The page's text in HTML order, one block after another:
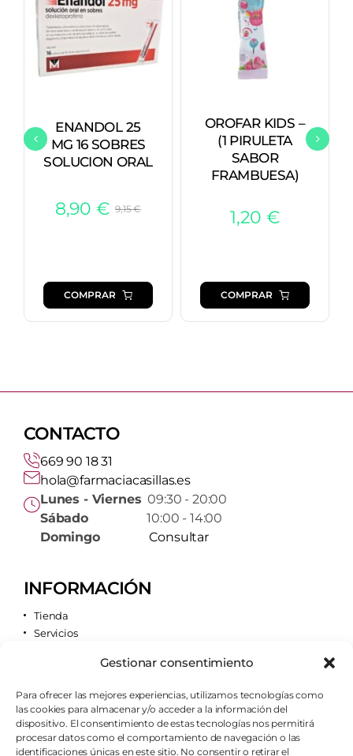
Gestionar consentimiento
Para ofrecer las mejores experiencias, utilizamos tecnologías como
las cookies para almacenar y/o acceder a la información del
dispositivo. El consentimiento de estas tecnologías nos permitirá
procesar datos como el comportamiento de navegación o las
identificaciones únicas en este sitio. No consentir o retirar el
ENANDOL 25
MG 16 SOBRES
SOLUCION ORAL
9,15€El
era:
9,15 €.
8,90 €
El
es:
8,90 €.
COMPRAR
OROFAR KIDS –
(1 PIRULETA
SABOR
FRAMBUESA)
1,20€
COMPRAR
CONTACTO
669 90 18 31
hola@farmaciacasillas.es
Lunes - Viernes 09:30 - 20:00
Sábado10:00 - 14:00
Domingo
Consultar
INFORMACIÓN
Tienda
Servicios
Quiénes somos
AVISOS LEGALES
Aviso legal